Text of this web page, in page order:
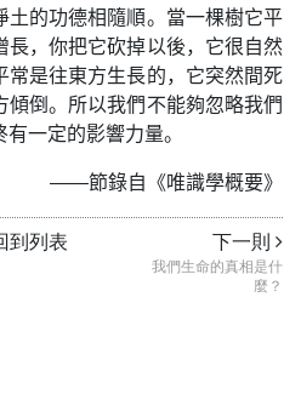
土的功德相隨順。當一棵樹它平
長，你把它砍掉以後，它很自然
常是往東方生長的，它突然間死
倒。所以我們不能夠忽略我們
一定的影響力量。
——節錄自《唯識學概要》
到列表 下一則
我們生命的真相是什
麼？